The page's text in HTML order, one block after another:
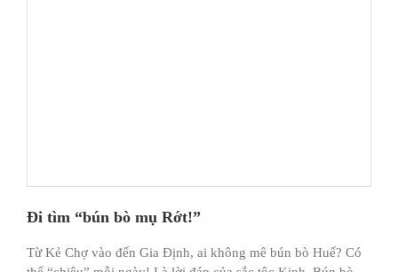
Đi tìm “bún bò mụ Rớt!”
Từ Kẻ Chợ vào đến Gia Định, ai không mê bún bò Huế? Có